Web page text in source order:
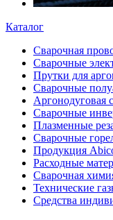
Каталог
Сварочная
Сварочные
Прутки для
Сварочные
Аргонодуговая
Сварочные
Плазменные
Сварочные
Продукция
Расходные
Сварочная
Технические
Средства